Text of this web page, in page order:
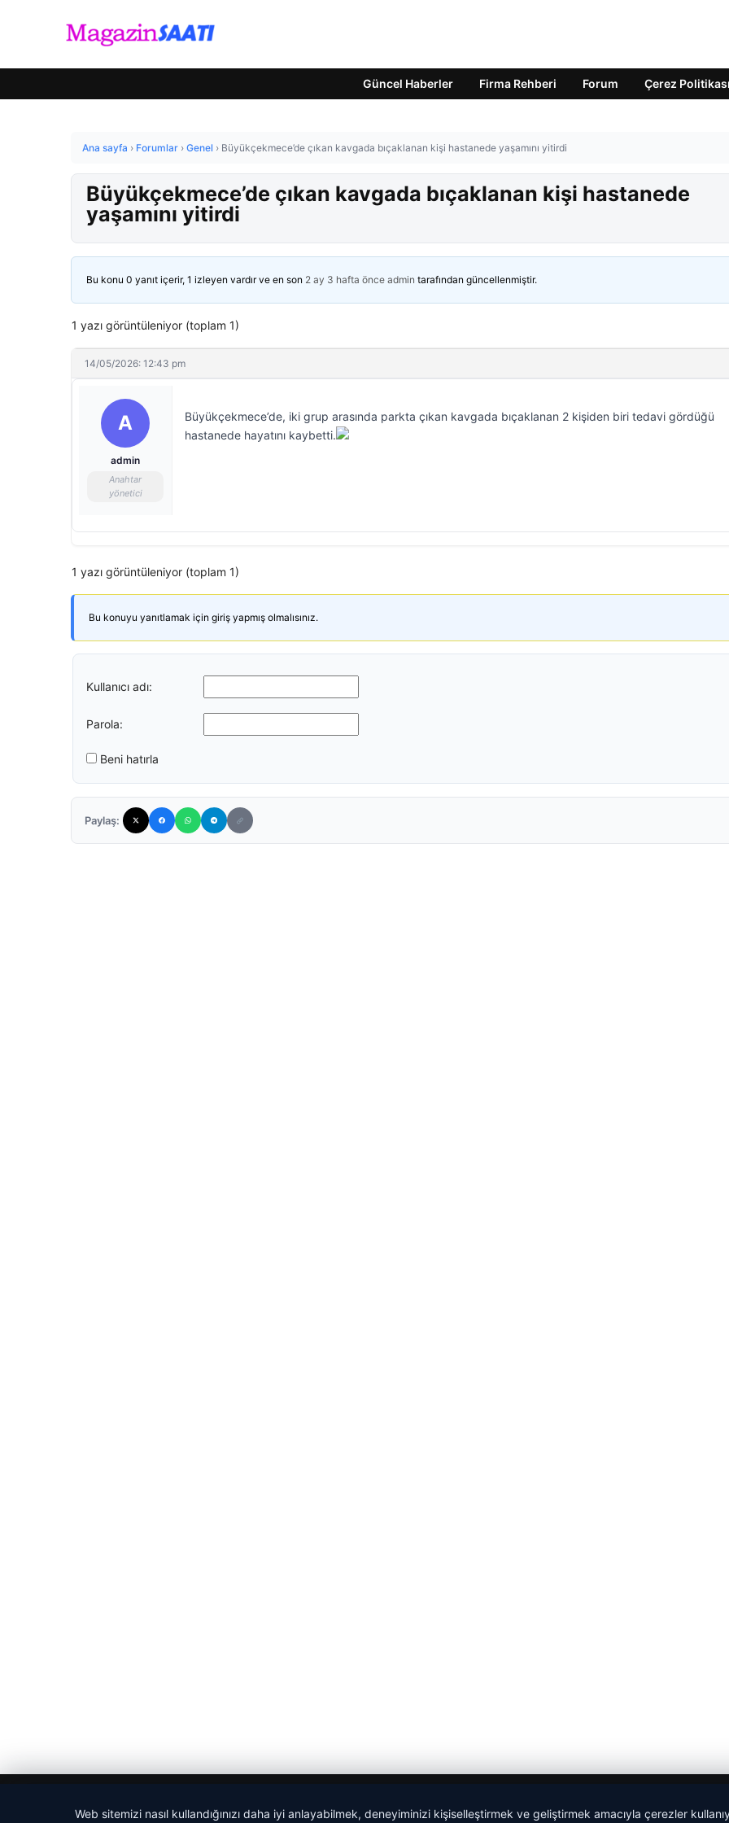
Güncel Haberler Firma Rehberi Forum Çerez Politikası
Ana sayfa › Forumlar › Genel › Büyükçekmece’de çıkan kavgada bıçaklanan kişi hastanede yaşamını yitirdi
Büyükçekmece’de çıkan kavgada bıçaklanan kişi hastanede
yaşamını yitirdi
Bu konu 0 yanıt içerir, 1 izleyen vardır ve en son 2 ay 3 hafta önce admin tarafından güncellenmiştir.
1 yazı görüntüleniyor (toplam 1)
14/05/2026: 12:43 pm
A
admin
Anahtar
yönetici
Büyükçekmece’de, iki grup arasında parkta çıkan kavgada bıçaklanan 2 kişiden biri tedavi gördüğü
hastanede hayatını kaybetti.
1 yazı görüntüleniyor (toplam 1)
Bu konuyu yanıtlamak için giriş yapmış olmalısınız.
Kullanıcı adı:
Parola:
Beni hatırla
Paylaş:
Web sitemizi nasıl kullandığınızı daha iyi anlayabilmek, deneyiminizi kişiselleştirmek ve geliştirmek amacıyla çerezler